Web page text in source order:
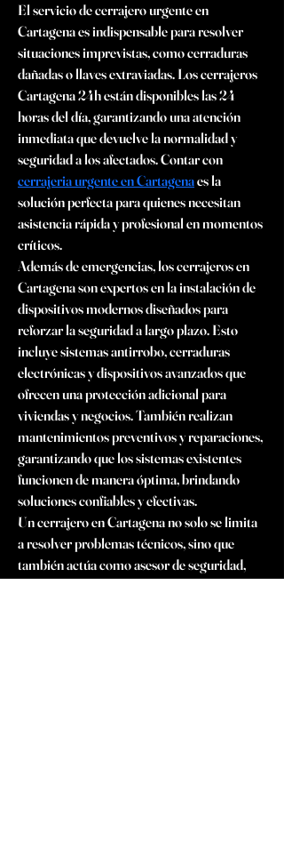
El servicio de cerrajero urgente en
Cartagena es indispensable para resolver
situaciones imprevistas, como cerraduras
dañadas o llaves extraviadas. Los cerrajeros
Cartagena 24h están disponibles las 24
horas del día, garantizando una atención
inmediata que devuelve la normalidad y
seguridad a los afectados. Contar con
cerrajeria urgente en Cartagena es la
solución perfecta para quienes necesitan
asistencia rápida y profesional en momentos
críticos.
Además de emergencias, los cerrajeros en
Cartagena son expertos en la instalación de
dispositivos modernos diseñados para
reforzar la seguridad a largo plazo. Esto
incluye sistemas antirrobo, cerraduras
electrónicas y dispositivos avanzados que
ofrecen una protección adicional para
viviendas y negocios. También realizan
mantenimientos preventivos y reparaciones,
garantizando que los sistemas existentes
funcionen de manera óptima, brindando
soluciones confiables y efectivas.
Un cerrajero en Cartagena no solo se limita
a resolver problemas técnicos, sino que
también actúa como asesor de seguridad,